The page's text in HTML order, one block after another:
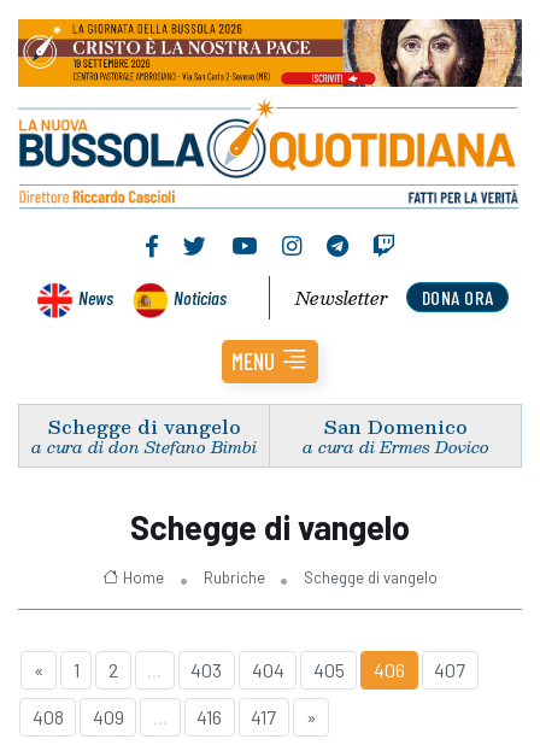
News Noticias DONA ORA
Newsletter
MENU
Schegge di vangelo
a cura di don Stefano Bimbi
San Domenico
a cura di Ermes Dovico
Schegge di vangelo
Home Rubriche Schegge di vangelo
« 1 2 403 404 405 406 407
408 409 ... 416 417 »